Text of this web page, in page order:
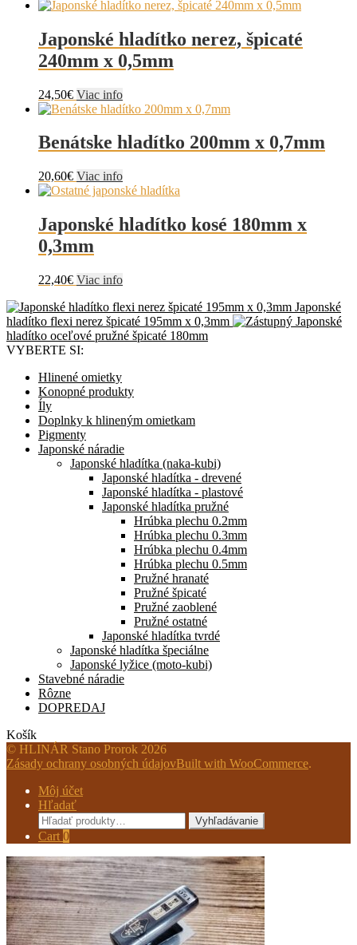
Možnosti
môžete
vybrať
Japonské hladítko nerez, špicaté
240mm x 0,5mm
24,50€ Viac info
Benátske hladítko 200mm x 0,7mm
20,60€ Viac info
Japonské hladítko kosé 180mm x
0,3mm
22,40€ Viac info
Japonské
hladítko flexi nerez špicaté 195mm x 0,3mm
Japonské
hladítko oceľové pružné špicaté 180mm
VYBERTE SI:
Hlinené omietky
Konopné produkty
Íly
Doplnky k hlineným omietkam
Pigmenty
Japonské náradie
Japonské hladítka (naka-kubi)
Japonské hladítka - drevené
Japonské hladítka - plastové
Japonské hladítka pružné
Hrúbka plechu 0.2mm
Hrúbka plechu 0.3mm
Hrúbka plechu 0.4mm
Hrúbka plechu 0.5mm
Pružné hranaté
Pružné špicaté
Pružné zaoblené
Pružné ostatné
Japonské hladítka tvrdé
Japonské hladítka špeciálne
Japonské lyžice (moto-kubi)
Stavebné náradie
Rôzne
DOPREDAJ
Košík
© HLINÁR Stano Prorok 2026
Zásady ochrany osobných údajovBuilt with WooCommerce.
Môj účet
Hľadať
Hľadať:
Vyhľadávanie
Cart 0